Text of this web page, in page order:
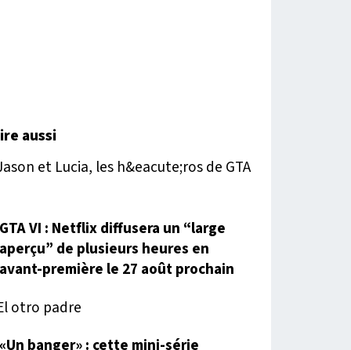
aussi
GTA VI : Netflix diffusera un “large
aperçu” de plusieurs heures en
avant-première le 27 août prochain
«Un banger» : cette mini-série